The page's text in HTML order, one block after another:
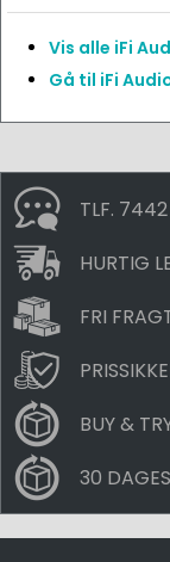
Vis alle iFi
Gå til iFi
TLF.
HURTIG
FRI
BUY &
30